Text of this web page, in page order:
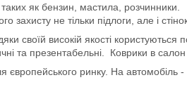
як бензин, мастила, розчинники.
не тільки підлоги, але і
своїй високій якості
та презентабельні. Коврики в
європейського ринку. На